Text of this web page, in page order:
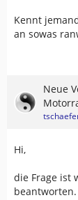
Kennt
an sowas
Neue
Hi,
die Frage ist
beantworten.